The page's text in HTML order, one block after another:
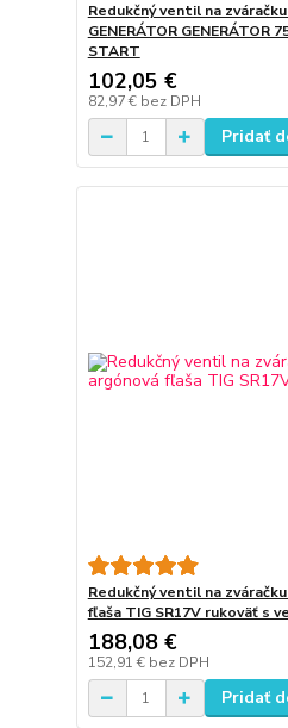
Redukčný ventil na
GENERÁTOR GENERÁTOR
START
102,05 €
82,97 € bez DPH
Pridať
Redukčný ventil na
fľaša TIG SR17V rukoväť s
188,08 €
152,91 € bez DPH
Pridať